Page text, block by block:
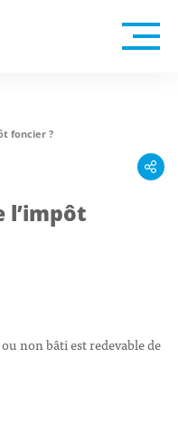
foncier ?
l’impôt
non bâti est redevable de